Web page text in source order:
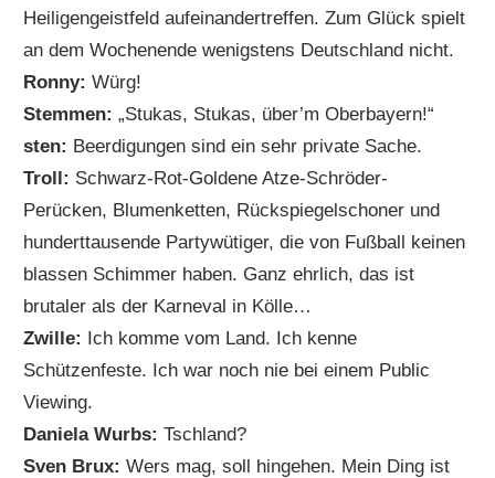
Heiligengeistfeld aufeinandertreffen. Zum Glück spielt
an dem Wochenende wenigstens Deutschland nicht.
Ronny:Würg!
Stemmen:„Stukas, Stukas, über’m Oberbayern!“
sten: Beerdigungen sind ein sehr private Sache.
Troll: Schwarz-Rot-Goldene Atze-Schröder-
Perücken, Blumenketten, Rückspiegelschoner und
hunderttausende Partywütiger, die von Fußball keinen
blassen Schimmer haben. Ganz ehrlich, das ist
brutaler als der Karneval in Kölle…
Zwille: Ich komme vom Land. Ich kenne
Schützenfeste. Ich war noch nie bei einem Public
Viewing.
Daniela Wurbs:Tschland?
Sven Brux:Wers mag, soll hingehen. Mein Ding ist